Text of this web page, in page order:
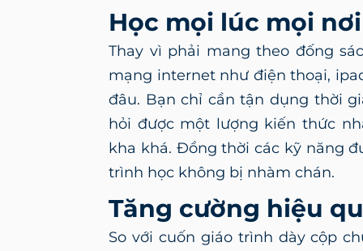
Học mọi lúc mọi
Thay vì phải mang theo đống
mạng internet như điện thoại,
đâu. Bạn chỉ cần tận dụng thời
hỏi được một lượng kiến thức
kha khá. Đồng thời các kỹ năng
trình học không bị nhàm chán.
Tăng cường hiệu
So với cuốn giáo trình dày cộp